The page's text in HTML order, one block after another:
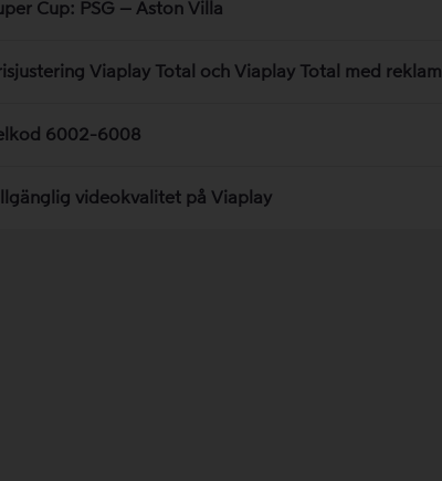
Cup: PSG – Aston Villa
Viaplay Total och Viaplay Total med reklam
6002-6008
videokvalitet på Viaplay